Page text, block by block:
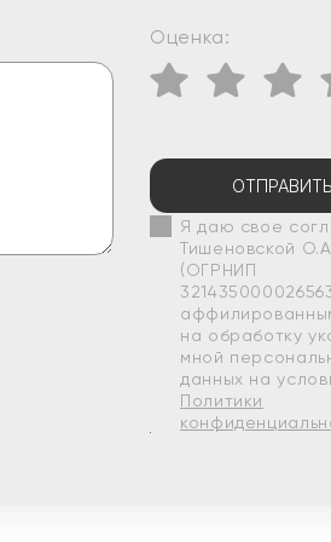
Оценка:
ОТПРАВИТЬ
Я даю свое
Тишеновской
(ОГРНИП
на обработку
мной
данных на
Политики